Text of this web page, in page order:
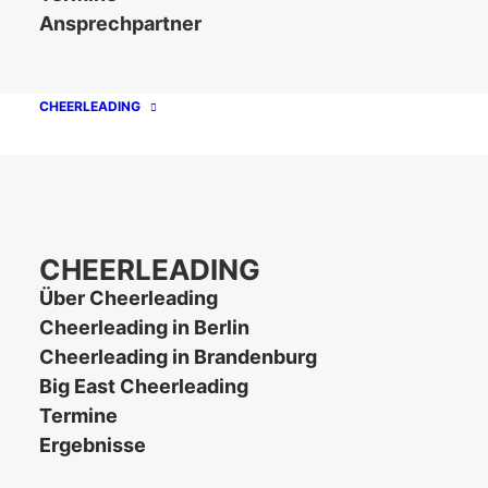
Ansprechpartner
CHEERLEADING
CHEERLEADING
Über Cheerleading
Cheerleading in Berlin
Cheerleading in Brandenburg
Big East Cheerleading
Termine
Ergebnisse
Unsere Partner